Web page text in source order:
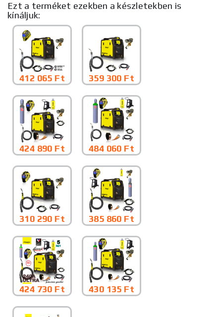
Ezt a terméket ezekben a készletekben is
kínáljuk:
412 065 Ft 359 300 Ft
424 890 Ft 484 060 Ft
310 290 Ft 385 860 Ft
424 730 Ft 430 135 Ft